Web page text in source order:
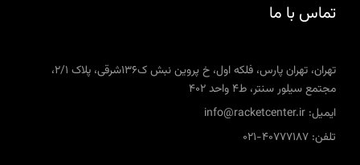
تماس با ما
تهران، تهران پارس، فلکه اول، خ پروین نبش ک136شرقی، پلاک 2/1،
مجتمع سیلور سنتر، ط4 واحد 402
ایمیل: info@racketcenter.ir
تلفن: 40777187-021